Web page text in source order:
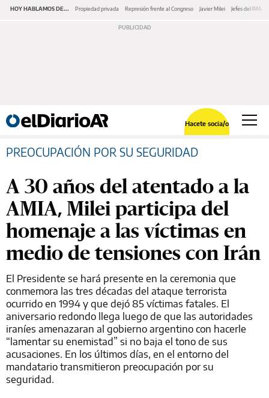
HOY HABLAMOS DE... Propiedad privada Represión frente al Congreso Javier Milei Jefes del PAMI
Hacete socia/o
PREOCUPACIÓN POR SU SEGURIDAD
A 30 años del atentado a la
AMIA, Milei participa del
homenaje a las víctimas en
medio de tensiones con Irán
El Presidente se hará presente en la ceremonia que
conmemora las tres décadas del ataque terrorista
ocurrido en 1994 y que dejó 85 víctimas fatales. El
aniversario redondo llega luego de que las autoridades
iraníes amenazaran al gobierno argentino con hacerle
“lamentar su enemistad” si no baja el tono de sus
acusaciones. En los últimos días, en el entorno del
mandatario transmitieron preocupación por su
seguridad.